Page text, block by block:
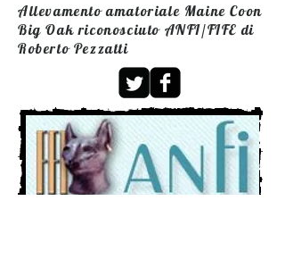
Allevamento amatoriale Maine Coon
Big Oak riconosciuto ANFI/FIFE di
Roberto Pezzatti